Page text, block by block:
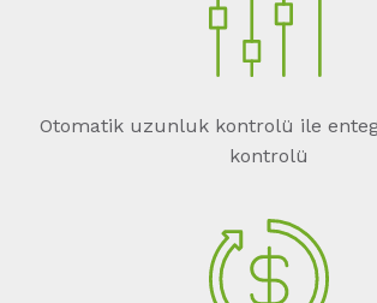
Otomatik uzunluk kontrolü ile
kontrolü